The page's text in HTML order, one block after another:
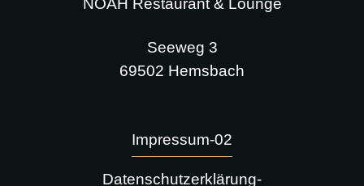
Seeweg 3
69502 Hemsbach
Impressum-02
Datenschutzerklärung-